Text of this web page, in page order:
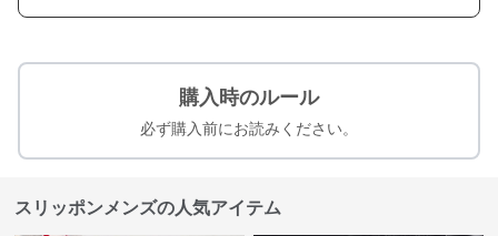
購入時のルール
必ず購入前にお読みください。
スリッポンメンズの人気アイテム